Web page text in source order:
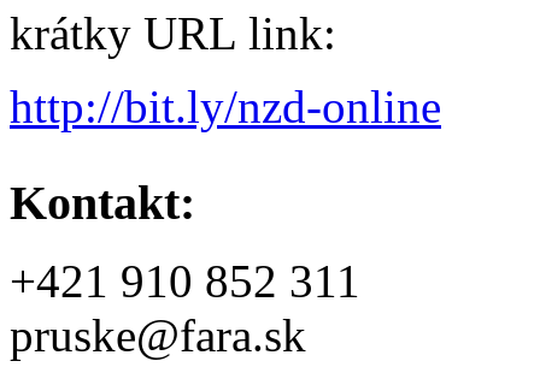
krátky URL link:
http://bit.ly/nzd-online
Kontakt:
+421 910 852 311
pruske@fara.sk